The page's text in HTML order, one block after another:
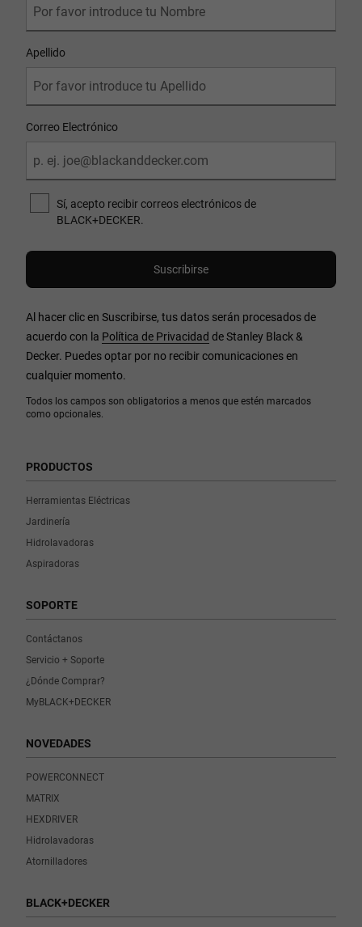
Todos los campos son obligatorios a menos que estén marcados
como opcionales.
Apellido
Correo Electrónico
Sí, acepto recibir correos electrónicos de
BLACK+DECKER.
Al hacer clic en Suscribirse, tus datos serán procesados de
acuerdo con la Política de Privacidad de Stanley Black &
Decker. Puedes optar por no recibir comunicaciones en
cualquier momento.
PRODUCTOS
Herramientas Eléctricas
Jardinería
Hidrolavadoras
Aspiradoras
SOPORTE
Contáctanos
Servicio + Soporte
¿Dónde Comprar?
MyBLACK+DECKER
NOVEDADES
POWERCONNECT
MATRIX
HEXDRIVER
Hidrolavadoras
Atornilladores
BLACK+DECKER